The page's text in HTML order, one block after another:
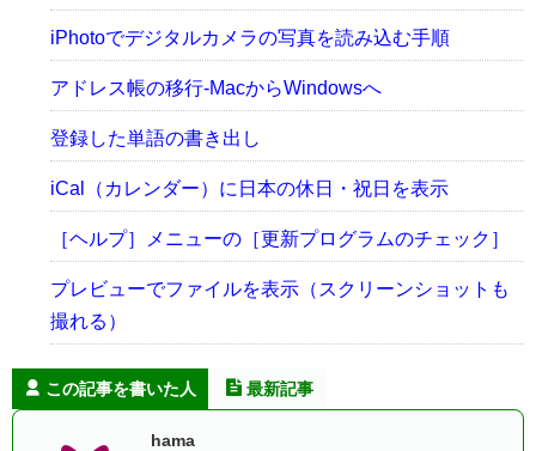
iPhotoでデジタルカメラの写真を読み込む手順
アドレス帳の移行-MacからWindowsへ
登録した単語の書き出し
iCal（カレンダー）に日本の休日・祝日を表示
［ヘルプ］メニューの［更新プログラムのチェック］
プレビューでファイルを表示（スクリーンショットも
撮れる）
この記事を書いた人 最新記事
hama